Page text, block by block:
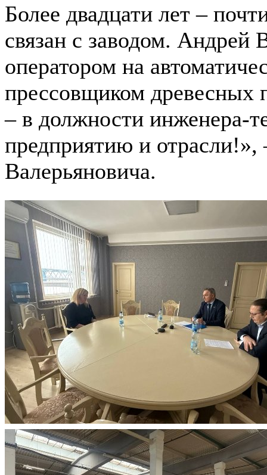
Более двадцати лет –
связан с заводом. Андрей
оператором на
прессовщиком древесных
– в должности инженера-
предприятию и отрасли!»,
Валерьяновича.